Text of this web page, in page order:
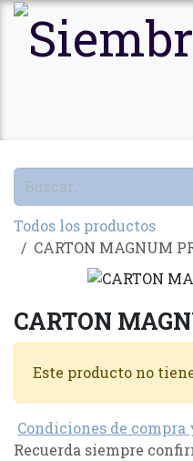
Ir al contenido
Todos los productos
CARTON MAGNUM
CARTON
Este producto no
Condiciones de compra
Recuerda siempre